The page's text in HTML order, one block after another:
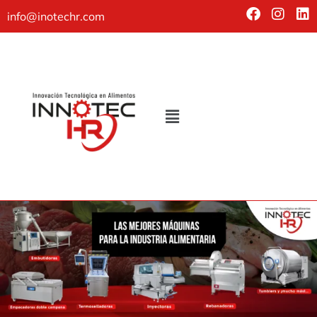
info@inotechr.com